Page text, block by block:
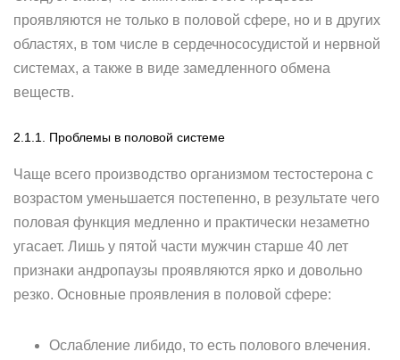
проявляются не только в половой сфере, но и в других
областях, в том числе в сердечнососудистой и нервной
системах, а также в виде замедленного обмена
веществ.
2.1.1. Проблемы в половой системе
Чаще всего производство организмом тестостерона с
возрастом уменьшается постепенно, в результате чего
половая функция медленно и практически незаметно
угасает. Лишь у пятой части мужчин старше 40 лет
признаки андропаузы проявляются ярко и довольно
резко. Основные проявления в половой сфере:
Ослабление либидо, то есть полового влечения.